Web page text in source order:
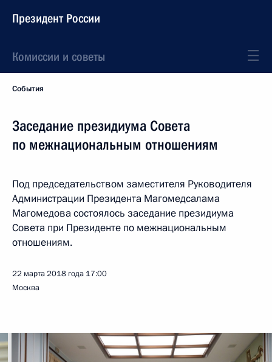
Президент России
Комиссии и советы
События
Заседание президиума Совета
по межнациональным отношениям
Под председательством заместителя Руководителя
Администрации Президента Магомедсалама
Магомедова состоялось заседание президиума
Совета при Президенте по межнациональным
отношениям.
22 марта 2018 года 17:00
Москва